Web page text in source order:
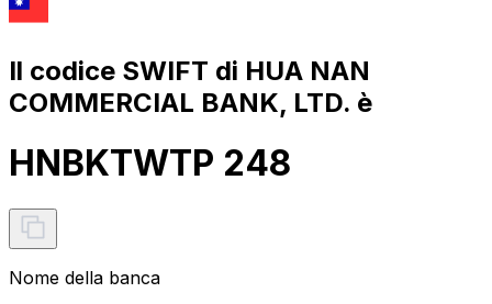
Il codice SWIFT di HUA NAN
COMMERCIAL BANK, LTD. è
HNBKTWTP 248
Nome della banca